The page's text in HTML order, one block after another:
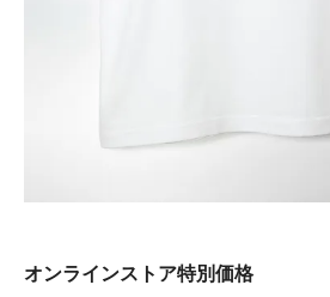
オンラインストア特別価格